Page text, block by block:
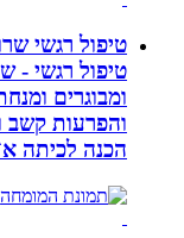
טיפול רגשי שרון
טיפול רגשי -
ומבוגרים
והפרעות קשב
הכנה לכיתה א`.